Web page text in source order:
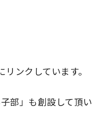
ンクしています。
部」も創設して頂い